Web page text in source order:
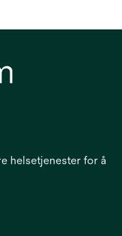
helsetjenester for å